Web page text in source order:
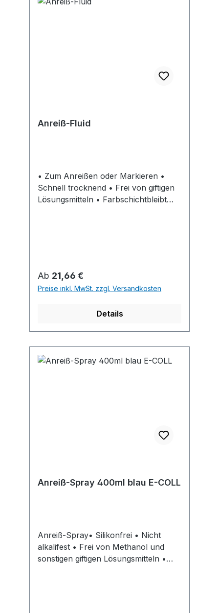
Anreiß-Fluid
• Zum Anreißen oder Markieren •
Schnell trocknend • Frei von giftigen
Lösungsmitteln • Farbschichtbleibt
Regulärer Preis:
Ab 21,66 €
Preise inkl. MwSt. zzgl. Versandkosten
Details
Anreiß-Spray 400ml blau E-COLL
Anreiß-Spray• Silikonfrei • Nicht
alkalifest • Frei von Methanol und
sonstigen giftigen Lösungsmitteln •